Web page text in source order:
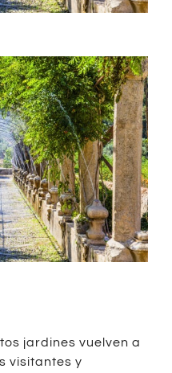
jardines vuelven a
visitantes y